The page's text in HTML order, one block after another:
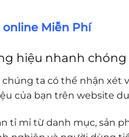
online Miễn Phí
hiệu nhanh
ta có thể nhận
của bạn trên website
tỉ mỉ từ danh mục, sản